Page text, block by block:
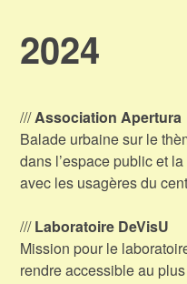
2024
///Association Apertura
Balade urbaine sur le
dans l’espace public et
avec les usagères du
///Laboratoire DeVisU
Mission pour le
rendre accessible au